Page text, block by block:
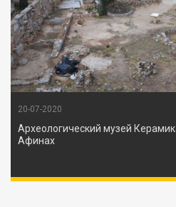
20-07-2020
Археологический музей
Афинах